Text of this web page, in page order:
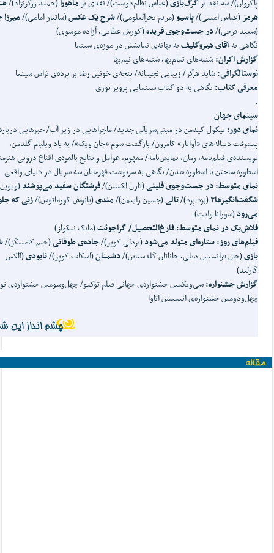
هرمز (عباس امینی)/پاسیو(مریم بحرالعلومی)/شرح یک عکس(ساتیار امامی)/
(سعید فرجی)/در جستوجوی فریده(کورش عطایی، آزاده موسوی)
نگاهی بهآقای هیروگلیفبه بهانه‌ی نمایشش در موزه‌ی سینما
گزارش اکران:شنبه‌های تمام‌بها، شنبه‌های نیم‌بها
نوستالگرافی:شاید هرگز/ زیبایی نجیبانه/ پنجه‌ی خونین رضا بر پرده‌ی تراس سینما
معرفی کتاب: نگاهی به دو کتاب سینمایی پرویز نوری
.
سینمای جهان
نمای دور: نیکول کیدمن در مینی‌سریالی جدید/ ماجراهایی در زیر آب/ خبرهایی
پیشرفت دنباله‌های «آواتار» کامرون/ بازگشت سوم «جان ویک»/ به یاد ویلیام گلدمن،
نویسنده‌ی فیلم‌نامه، رمان، نمایش‌نامه/ مفهوم، عوامل و نتایج بالقوه‌ی اقناع درونی
اسطوره ساختن تا اسطوره شدن/ نگاهی به سرنوشت قهرمانان سه سریال در دنیای واقعی
نمای متوسط: در جستوجوی فلینی(تارن لکستن)/فرشتگان سفید میپوشند
شگفتانگیزها۲ (برَد بِرد)/تالی(جسین رایتمن)/مندی(پانوش کوزماتوس)/زنی که
میرود(سوزانا وایت)
فلاشبک در نمای متوسط: فارغالتحصیل/ گراجوئت(مایک نیکولز)
فیلمهای روز:ستارهای متولد میشود(بردلی کوپر)/جاده‌ی طوفانی(جیم کامینگز)/
بازی(جان فرانسیس دیلی، جاناتان گلدستاین)/دشمنان(اسکات کوپر)/نابودی(الکس
گارلند)
گزارش جشنواره:سی‌ویکمین جشنواره‌ی جهانی فیلم توکیو/ چهل‌وسومین جشنواره‌ی
چهل‌ودومین جشنواره‌ی انیمیشن اتاوا